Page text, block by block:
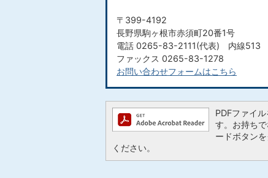
〒399-4192
長野県駒ヶ根市赤須町20番1号
電話 0265-83-2111(代表) 内線513
ファックス 0265-83-1278
お問い合わせフォームはこちら
PDFファイ
す。お持ち
ードボタン
ください。